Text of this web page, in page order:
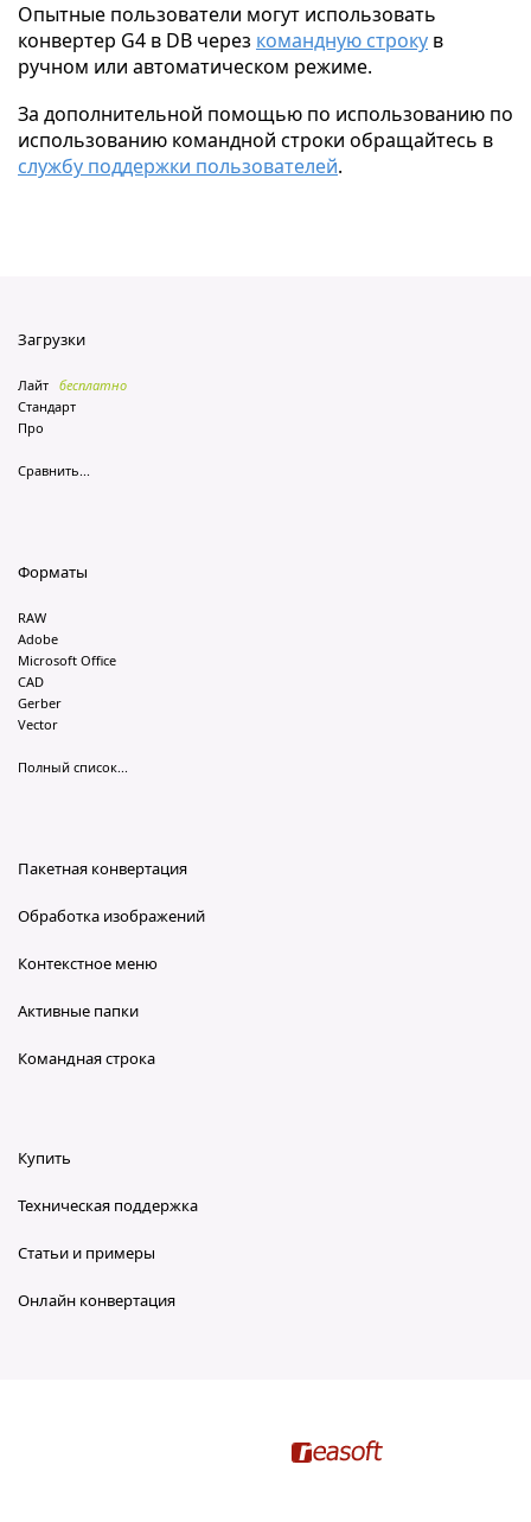
Опытные пользователи могут использовать
конвертер G4 в DB через командную строку в
ручном или автоматическом режиме.
За дополнительной помощью по использованию по
использованию командной строки обращайтесь в
службу поддержки пользователей.
Загрузки
Лайт бесплатно
Стандарт
Про
Сравнить...
Форматы
RAW
Adobe
Microsoft Office
CAD
Gerber
Vector
Полный список...
Пакетная конвертация
Обработка изображений
Контекстное меню
Активные папки
Командная строка
Купить
Техническая поддержка
Статьи и примеры
Онлайн конвертация